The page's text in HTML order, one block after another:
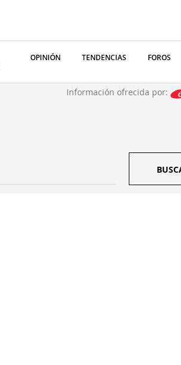
OPINIÓN TENDENCIAS FOROS
Información ofrecida por: